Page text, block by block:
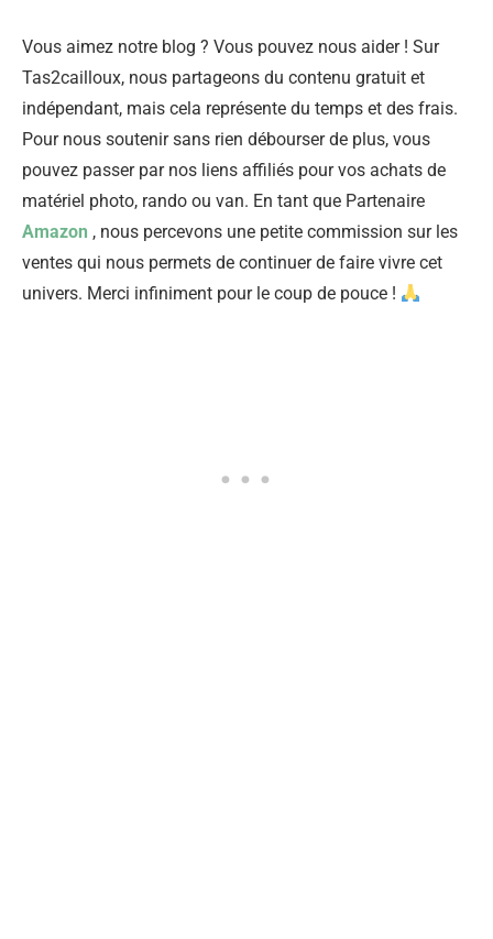
Vous aimez notre blog ? Vous pouvez nous aider ! Sur
Tas2cailloux, nous partageons du contenu gratuit et
indépendant, mais cela représente du temps et des frais.
Pour nous soutenir sans rien débourser de plus, vous
pouvez passer par nos liens affiliés pour vos achats de
matériel photo, rando ou van. En tant que Partenaire
Amazon , nous percevons une petite commission sur les
ventes qui nous permets de continuer de faire vivre cet
univers. Merci infiniment pour le coup de pouce !